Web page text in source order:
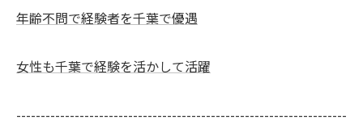
年齢不問で経験者を千葉で優遇
女性も千葉で経験を活かして活躍
--------------------------------------------------------------------